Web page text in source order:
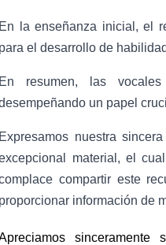
la enseñanza inicial, el
el desarrollo de
resumen, las
un papel
nuestra
material, el
compartir este
información de